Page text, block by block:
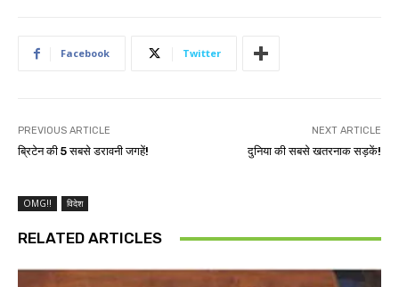
Facebook Twitter
PREVIOUS ARTICLE
ब्रिटेन की 5 सबसे डरावनी जगहें!
NEXT ARTICLE
दुनिया की सबसे खतरनाक सड़कें!
OMG!! विदेश
RELATED ARTICLES